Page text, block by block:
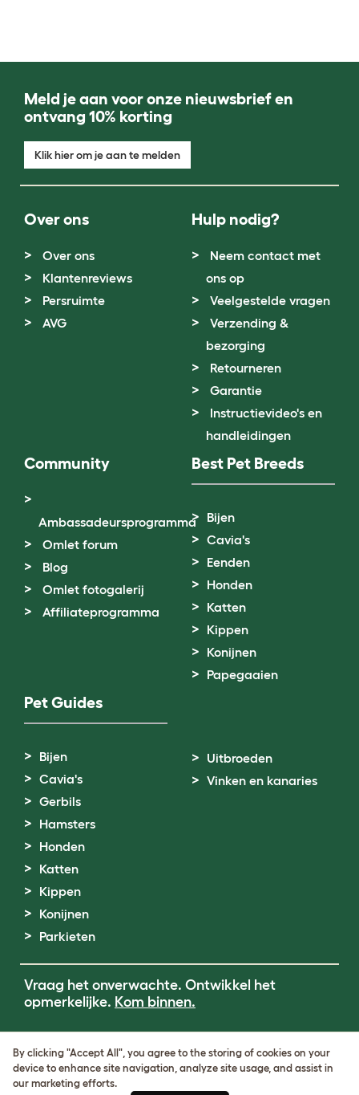
Meld je aan voor onze nieuwsbrief en
ontvang 10% korting
Klik hier om je aan te melden
Over ons
Over ons
Klantenreviews
Persruimte
AVG
Hulp nodig?
Neem contact met
ons op
Veelgestelde vragen
Verzending &
bezorging
Retourneren
Garantie
Instructievideo's en
handleidingen
Community
Ambassadeursprogramma
Omlet forum
Blog
Omlet fotogalerij
Affiliateprogramma
Best Pet Breeds
Bijen
Cavia's
Eenden
Honden
Katten
Kippen
Konijnen
Papegaaien
Pet Guides
Bijen
Cavia's
Gerbils
Hamsters
Honden
Katten
Kippen
Konijnen
Parkieten
Uitbroeden
Vinken en kanaries
Vraag het onverwachte. Ontwikkel het
opmerkelijke. Kom binnen.
Cookie & Privacy Policy
Cookie Settings
By clicking "Accept All", you agree to the storing of cookies on your
device to enhance site navigation, analyze site usage, and assist in
our marketing efforts.